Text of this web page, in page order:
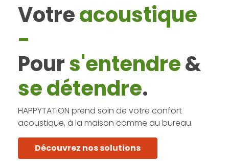
Votreacoustique
-
Pours'entendre&
se détendre.
HAPPYTATION prend soin de votre confort
acoustique, à la maison comme au bureau.
Découvrez nos solutions